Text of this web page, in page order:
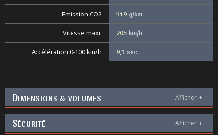
Emission CO2 119 g/km
Vitesse maxi. 205 km/h
Accélération 0-100 km/h 9,1 sec.
DIMENSIONS & VOLUMES Afficher +
SÉCURITÉ Afficher +